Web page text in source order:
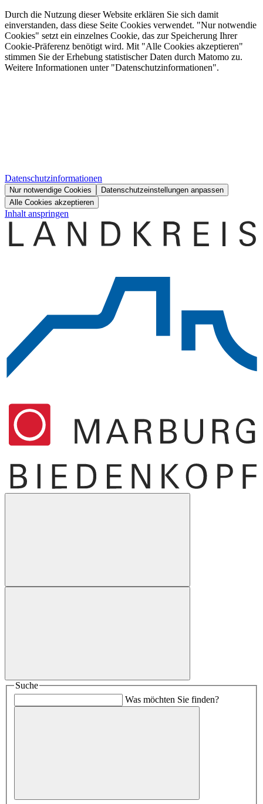
Durch die Nutzung dieser Website erklären Sie sich damit
einverstanden, dass diese Seite Cookies verwendet. "Nur notwendie
Cookies" setzt ein einzelnes Cookie, das zur Speicherung Ihrer
Cookie-Präferenz benötigt wird. Mit "Alle Cookies akzeptieren"
stimmen Sie der Erhebung statistischer Daten durch Matomo zu.
Weitere Informationen unter "Datenschutzinformationen".
Datenschutzinformationen
Nur notwendige Cookies
Datenschutzeinstellungen anpassen
Alle Cookies akzeptieren
Inhalt anspringen
Suche
Was möchten Sie finden?